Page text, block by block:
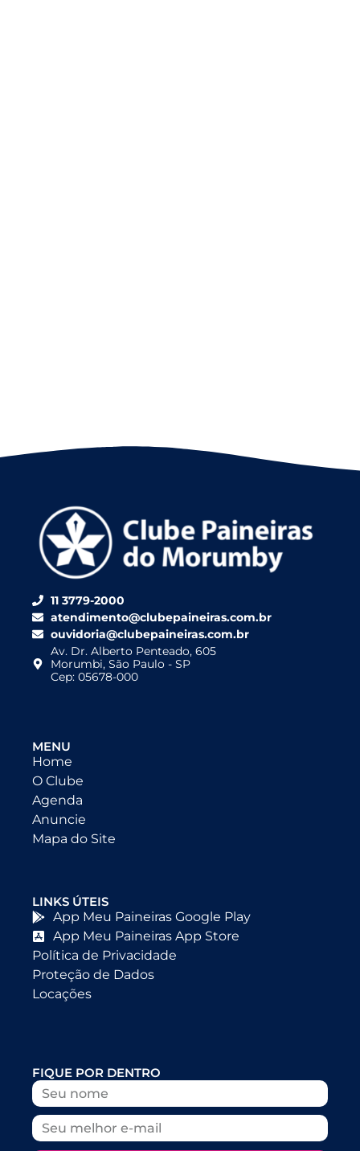
11 3779-2000
atendimento@clubepaineiras.com.br
ouvidoria@clubepaineiras.com.br
Av. Dr. Alberto Penteado, 605
Morumbi, São Paulo - SP
Cep: 05678-000
MENU
Home
O Clube
Agenda
Anuncie
Mapa do Site
LINKS ÚTEIS
App Meu Paineiras Google Play
App Meu Paineiras App Store
Política de Privacidade
Proteção de Dados
Locações
FIQUE POR DENTRO